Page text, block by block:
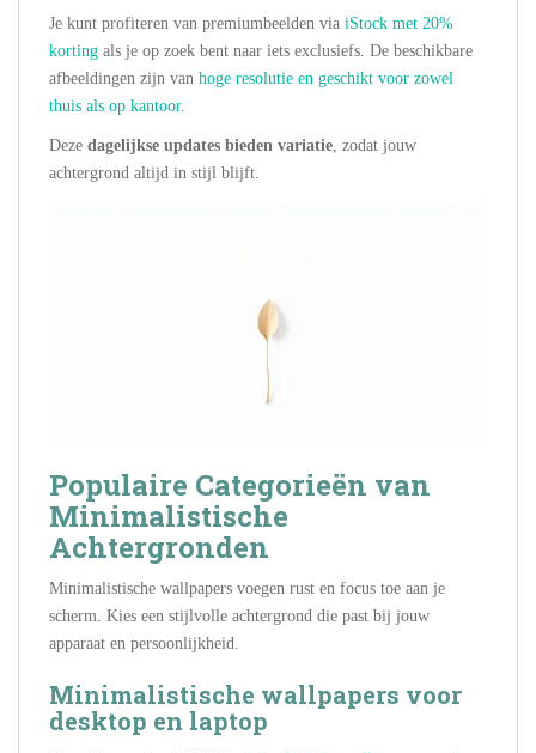
Je kunt profiteren van premiumbeelden via iStock met 20%
korting als je op zoek bent naar iets exclusiefs. De beschikbare
afbeeldingen zijn van hoge resolutie en geschikt voor zowel
thuis als op kantoor.
Deze dagelijkse updates bieden variatie, zodat jouw
achtergrond altijd in stijl blijft.
Populaire Categorieën van
Minimalistische
Achtergronden
Minimalistische wallpapers voegen rust en focus toe aan je
scherm. Kies een stijlvolle achtergrond die past bij jouw
apparaat en persoonlijkheid.
Minimalistische wallpapers voor
desktop en laptop